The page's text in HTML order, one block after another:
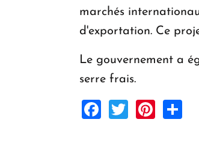
marchés
d'exportation. Ce
Le gouvernement a
serre frais.
Facebook
Twitter